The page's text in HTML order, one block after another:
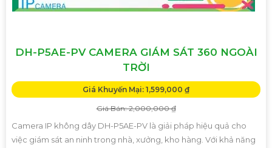
DH-P5AE-PV CAMERA GIÁM SÁT 360 NGOÀI
TRỜI
Giá Khuyến Mại: 1,599,000 ₫
Giá Bán: 2,000,000 ₫
Camera IP không dây DH-P5AE-PV là giải pháp hiệu quả cho
việc giám sát an ninh trong nhà, xưởng, kho hàng. Với khả năng